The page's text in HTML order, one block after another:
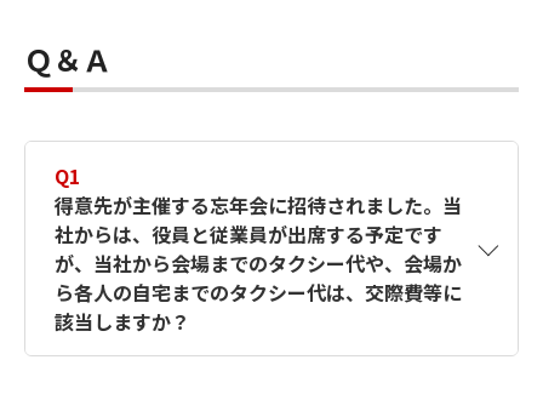
Ｑ＆Ａ
Q1
得意先が主催する忘年会に招待されました。当
社からは、役員と従業員が出席する予定です
が、当社から会場までのタクシー代や、会場か
ら各人の自宅までのタクシー代は、交際費等に
該当しますか？